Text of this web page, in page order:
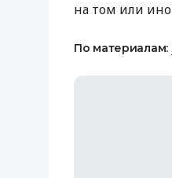
на том или
По материалам: